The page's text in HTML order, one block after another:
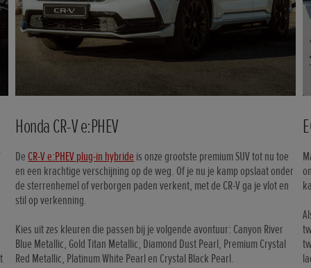
Honda CR-V e:PHEV
De CR-V e:PHEV plug-in hybride is onze grootste premium SUV tot nu toe
en een krachtige verschijning op de weg. Of je nu je kamp opslaat onder
de sterrenhemel of verborgen paden verkent, met de CR-V ga je vlot en
stil op verkenning.
Kies uit zes kleuren die passen bij je volgende avontuur: Canyon River
Blue Metallic, Gold Titan Metallic, Diamond Dust Pearl, Premium Crystal
Red Metallic, Platinum White Pearl en Crystal Black Pearl.